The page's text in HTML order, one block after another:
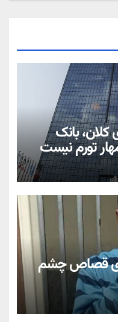
بانک
تورم نیست
قصاص چشم